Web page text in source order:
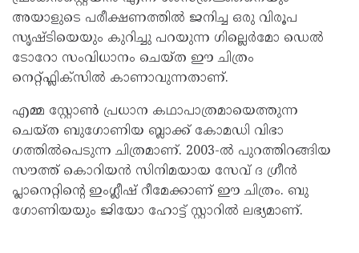
അയാളുടെ പരീക്ഷണത്തിൽ ജനിച്ച ഒരു വിരൂപ
സൃഷ്ടിയെയും കുറിച്ചു പറയുന്ന ​ഗില്ലെർമോ ഡെൽ
ടോറോ സംവിധാനം ചെയ്ത ഈ ചിത്രം
നെറ്റ്ഫ്ലിക്സിൽ കാണാവുന്നതാണ്.
എമ്മ സ്റ്റോൺ പ്രധാന കഥാപാത്രമായെത്തുന്ന
ചെയ്ത ബു​ഗോണിയ ബ്ലാക്ക് കോമഡി വിഭാ​
ഗത്തിൽപെടുന്ന ചിത്രമാണ്. 2003-ൽ പുറത്തിറങ്ങിയ
സൗത്ത് കൊറിയൻ സിനിമയായ സേവ് ദ ​ഗ്രീൻ
പ്ലാനെറ്റിന്റെ ഇം​ഗ്ലീഷ് റീമേക്കാണ് ഈ ചിത്രം. ബു​
ഗോണിയയും ജിയോ ഹോട്ട് സ്റ്റാറിൽ ലഭ്യമാണ്.